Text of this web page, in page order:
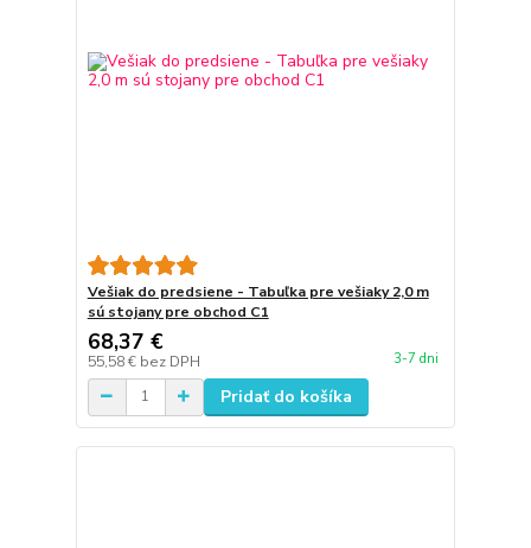
Vešiak do predsiene - Tabuľka pre vešiaky 2,0 m
sú stojany pre obchod C1
68,37 €
55,58 € bez DPH 3-7 dni
Pridať do košíka